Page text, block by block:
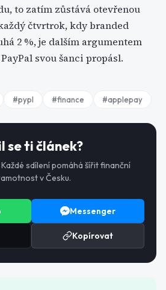
to zatím zůstává otevřenou
čtvrtrok, kdy branded
2 %, je dalším argumentem
svou šanci propásl.
#pypl #finance #applepay
se ti článek?
sdílení pomáhá šířit finanční
v Česku.
Messenger
Kopírovat